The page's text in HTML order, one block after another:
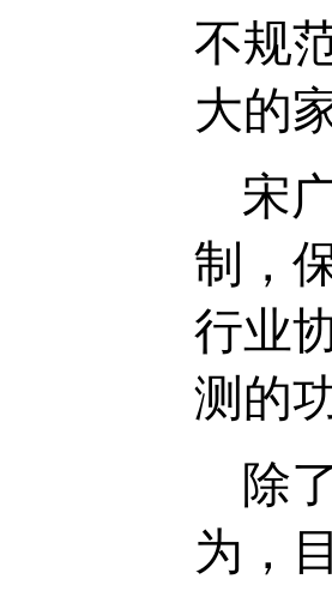
不规
大的
宋
制，
行业
测的
除
为，